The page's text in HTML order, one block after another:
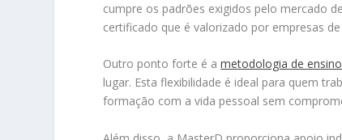
cumpre os padrões exigidos pelo mercado
certificado que é valorizado por empresas
Outro ponto forte é ametodologia de
lugar. Esta flexibilidade é ideal para quem
formação com a vida pessoal sem